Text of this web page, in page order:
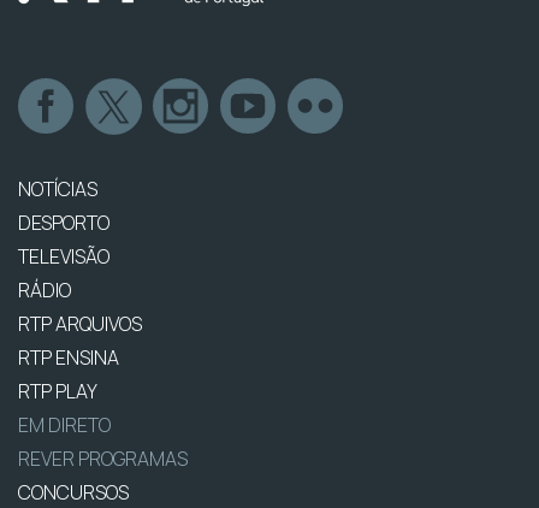
NOTÍCIAS
DESPORTO
TELEVISÃO
RÁDIO
RTP ARQUIVOS
RTP ENSINA
RTP PLAY
EM DIRETO
REVER PROGRAMAS
CONCURSOS